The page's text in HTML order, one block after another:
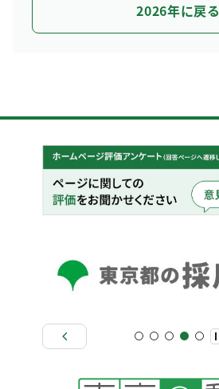
2026年に戻る